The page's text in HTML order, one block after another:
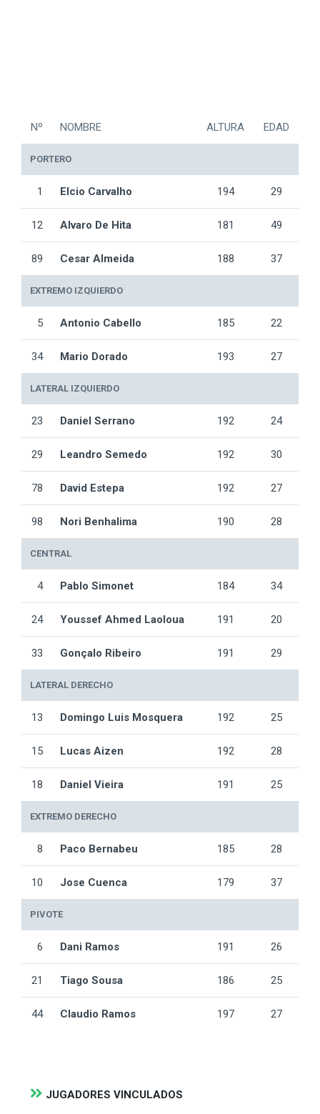
Nº NOMBRE ALTURA EDAD
PORTERO
1 Elcio Carvalho 194 29
12 Alvaro De Hita 181 49
89 Cesar Almeida 188 37
EXTREMO IZQUIERDO
5 Antonio Cabello 185 22
34 Mario Dorado 193 27
LATERAL IZQUIERDO
23 Daniel Serrano 192 24
29 Leandro Semedo 192 30
78 David Estepa 192 27
98 Nori Benhalima 190 28
CENTRAL
4 Pablo Simonet 184 34
24 Youssef Ahmed Laoloua 191 20
33 Gonçalo Ribeiro 191 29
LATERAL DERECHO
13 Domingo Luis Mosquera 192 25
15 Lucas Aizen 192 28
18 Daniel Vieira 191 25
EXTREMO DERECHO
8 Paco Bernabeu 185 28
10 Jose Cuenca 179 37
PIVOTE
6 Dani Ramos 191 26
21 Tiago Sousa 186 25
44 Claudio Ramos 197 27
JUGADORES VINCULADOS